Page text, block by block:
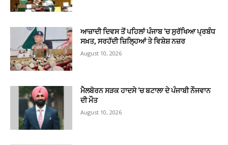
ਆਜ਼ਾਦੀ ਦਿਵਸ ਤੋਂ ਪਹਿਲਾਂ ਪੰਜਾਬ ’ਚ ਸੁਰੱਖਿਆ ਪ੍ਰਬੰਧ
ਸਖ਼ਤ, ਸਰਹੱਦੀ ਜ਼ਿਲ੍ਹਿਆਂ ਤੇ ਵਿਸ਼ੇਸ਼ ਨਜ਼ਰ
August 10, 2026
ਮੈਲਬੋਰਨ ਸੜਕ ਹਾਦਸੇ ’ਚ ਬਟਾਲਾ ਦੇ ਪੰਜਾਬੀ ਨੌਜਵਾਨ
ਦੀ ਮੌਤ
August 10, 2026